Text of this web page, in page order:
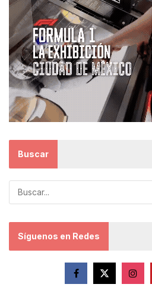
Buscar
Síguenos en Redes